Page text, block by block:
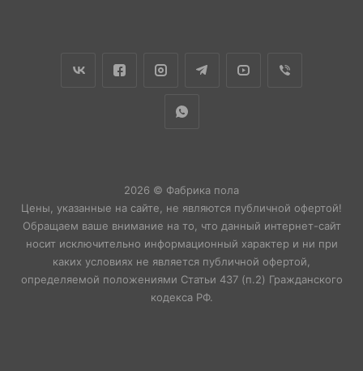
2026 © Фабрика пола
Цены, указанные на сайте, не являются публичной офертой!
Обращаем ваше внимание на то, что данный интернет-сайт
носит исключительно информационный характер и ни при
каких условиях не является публичной офертой,
определяемой положениями Статьи 437 (п.2) Гражданского
кодекса РФ.